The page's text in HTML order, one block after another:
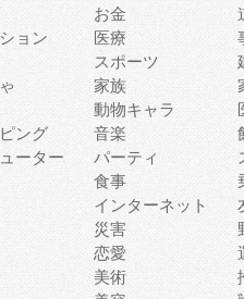
お金
ョン
医療
スポーツ
家族
動物キャラ
ング
音楽
ーター
パーティ
食事
インターネット
災害
恋愛
美術